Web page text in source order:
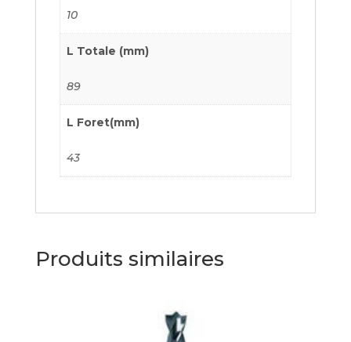
10
L Totale (mm)
89
L Foret(mm)
43
Produits similaires